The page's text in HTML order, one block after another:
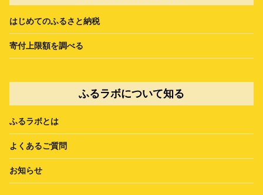
はじめてのふるさと納税
寄付上限額を調べる
ふるラボについて知る
ふるラボとは
よくあるご質問
お知らせ